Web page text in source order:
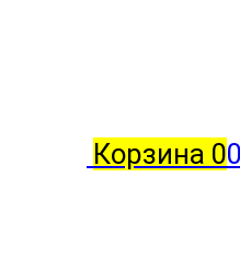
Корзина 0